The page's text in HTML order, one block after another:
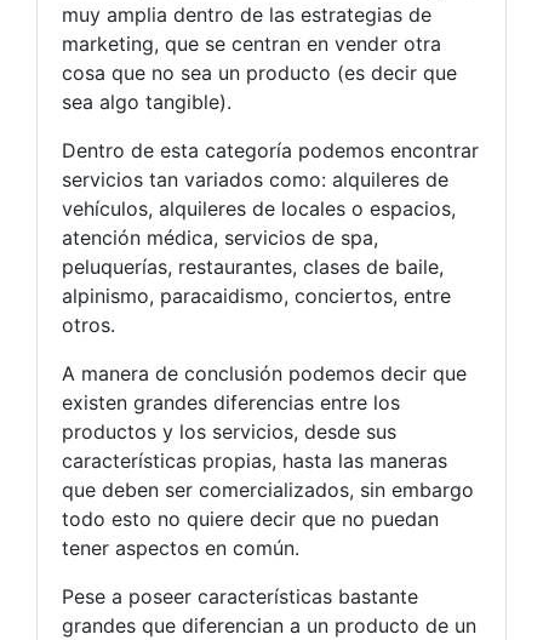
muy amplia dentro de las estrategias de
marketing, que se centran en vender otra
cosa que no sea un producto (es decir que
sea algo tangible).
Dentro de esta categoría podemos encontrar
servicios tan variados como: alquileres de
vehículos, alquileres de locales o espacios,
atención médica, servicios de spa,
peluquerías, restaurantes, clases de baile,
alpinismo, paracaidismo, conciertos, entre
otros.
A manera de conclusión podemos decir que
existen grandes diferencias entre los
productos y los servicios, desde sus
características propias, hasta las maneras
que deben ser comercializados, sin embargo
todo esto no quiere decir que no puedan
tener aspectos en común.
Pese a poseer características bastante
grandes que diferencian a un producto de un